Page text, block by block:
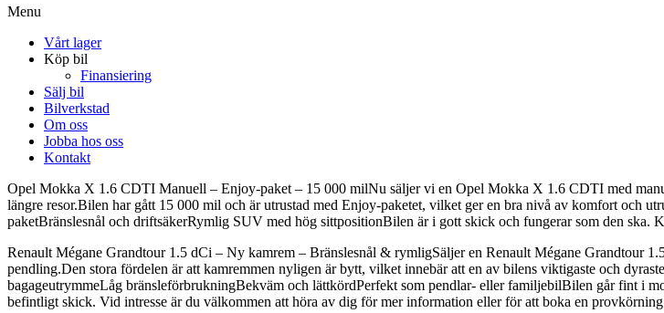
Menu
Vårt lager
Köp bil
Finansiering
Sälj bil
Bilverkstad
Om oss
Jobba hos oss
Kontakt
Opel Mokka X 1.6 CDTI Manuell – Enjoy-paket – 15 000 milNu säljer vi en Opel Mokka X 1.6 CDTI med
längre resor.Bilen har gått 15 000 mil och är utrustad med Enjoy-paketet, vilket ger en bra nivå av komfort
paketBränslesnål och driftsäkerRymlig SUV med hög sittpositionBilen är i gott skick och fungerar som den
Renault Mégane Grandtour 1.5 dCi – Ny kamrem – Bränslesnål & rymligSäljer en Renault Mégane Grandtour
pendling.Den stora fördelen är att kamremmen nyligen är bytt, vilket innebär att en av bilens viktigaste och
bagageutrymmeLåg bränsleförbrukningBekväm och lättkördPerfekt som pendlar- eller familjebilBilen går fint i
befintligt skick. Vid intresse är du välkommen att höra av dig för mer information eller för att boka en